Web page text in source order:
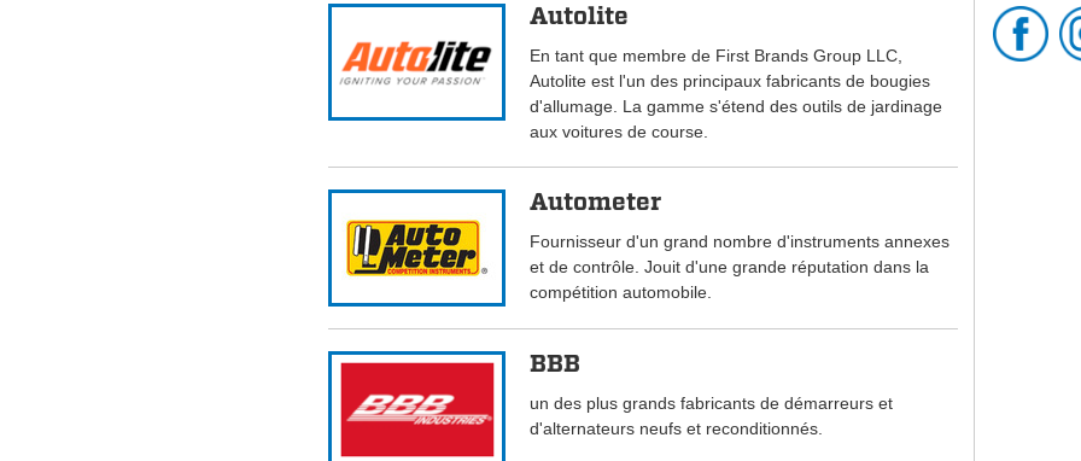
Autolite
En tant que membre de First Brands Group LLC,
Autolite est l'un des principaux fabricants de bougies
d'allumage. La gamme s'étend des outils de jardinage
aux voitures de course.
Autometer
Fournisseur d'un grand nombre d'instruments annexes
et de contrôle. Jouit d'une grande réputation dans la
compétition automobile.
BBB
un des plus grands fabricants de démarreurs et
d'alternateurs neufs et reconditionnés.